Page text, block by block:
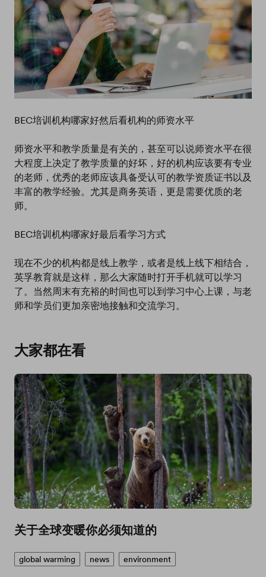
BEC培训机构哪家好然后看机构的师资水平
师资水平和教学质量是有关的，甚至可以说师资水平在很
大程度上决定了教学质量的好坏，好的机构应该要有专业
的老师，优秀的老师应该具备受认可的教学资质证书以及
丰富的教学经验。尤其是商务英语，更是需要优质的老
师。
BEC培训机构哪家好最后看学习方式
现在不少的机构都是线上教学，或者是线上线下相结合，
英孚教育就是这样，那么大家随时打开手机就可以学习
了。当然周末有充裕的时间也可以到学习中心上课，与老
师和学员们更加亲密地接触和交流学习。
大家都在看
关于全球变暖你必须知道的
global warming news environment